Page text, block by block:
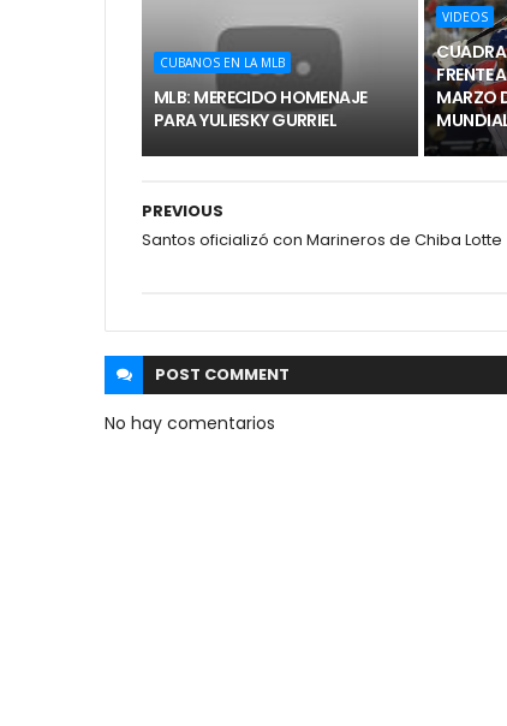
CUBANOS EN LA MLB
MLB: MERECIDO HOMENAJE
PARA YULIESKY GURRIEL
VIDEOS
FRENTE
MARZO
PREVIOUS
Santos oficializó con Marineros de Chiba Lotte
POST COMMENT
No hay comentarios